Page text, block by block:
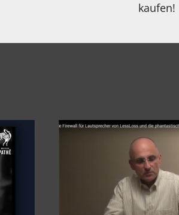
kaufen!